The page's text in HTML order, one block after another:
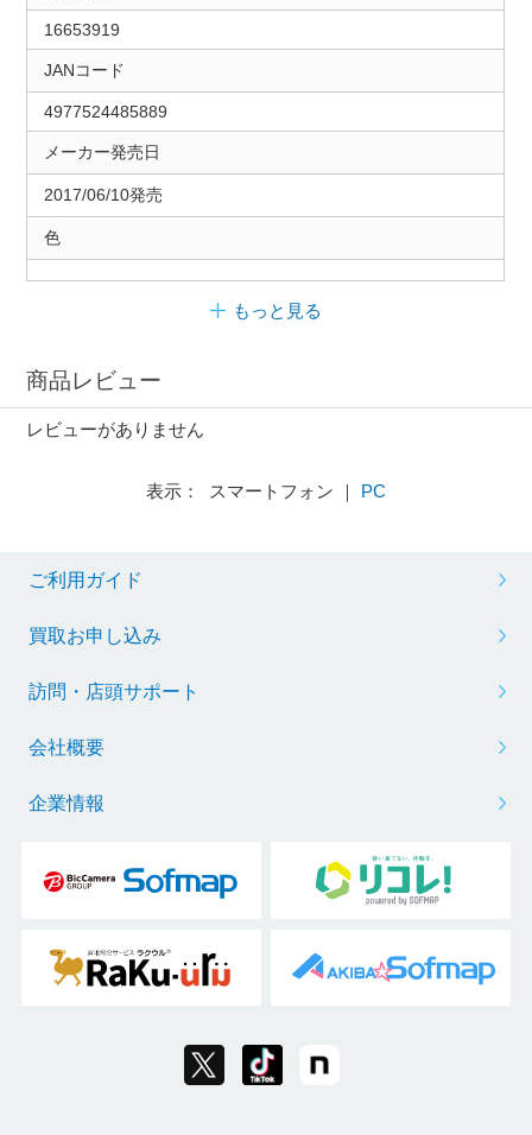
16653919
JANコード
4977524485889
メーカー発売日
2017/06/10発売
色
もっと見る
商品レビュー
レビューがありません
表示： スマートフォン ｜ PC
ご利用ガイド
買取お申し込み
訪問・店頭サポート
会社概要
企業情報